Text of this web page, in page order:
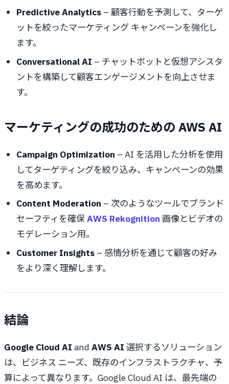
Predictive Analytics – 顧客行動を予測して、ターゲ
ットを絞ったマーケティング キャンペーンを強化し
ます。
Conversational AI – チャットボットと仮想アシスタ
ントを構築して顧客エンゲージメントを向上させま
す。
マーケティングの成功のための AWS AI
Campaign Optimization – AI を活用した分析を使用
してターゲティングを絞り込み、キャンペーンの効果
を高めます。
Content Moderation – 次のようなツールでブランド
セーフティを確保AWS Rekognition 画像とビデオの
モデレーション用。
Customer Insights – 感情分析を通じて顧客の好み
をより深く理解します。
結論
Google Cloud AI and AWS AI 選択するソリューション
は、ビジネス ニーズ、既存のインフラストラクチャ、予
算によって異なります。Google Cloud AI は、最先端の